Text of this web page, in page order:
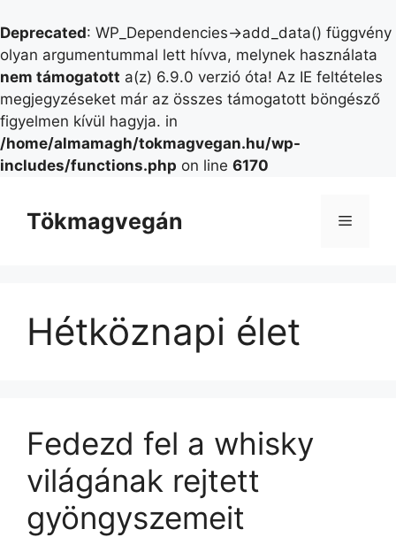
Deprecated: WP_Dependencies->add_data() függvény
olyan argumentummal lett hívva, melynek használata
nem támogatott a(z) 6.9.0 verzió óta! Az IE feltételes
megjegyzéseket már az összes támogatott böngésző
figyelmen kívül hagyja. in
/home/almamagh/tokmagvegan.hu/wp-
includes/functions.php on line 6170
tartalomba
Tökmagvegán Menü
Hétköznapi élet
Fedezd fel a whisky
világának rejtett
gyöngyszemeit